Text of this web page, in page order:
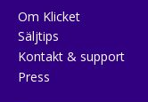
Om Klicket
Säljtips
Kontakt & support
Press